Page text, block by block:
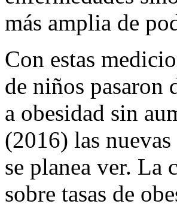
más amplia de
Con estas
de niños pasaron
a obesidad sin
(2016) las
se planea ver. La
sobre tasas de